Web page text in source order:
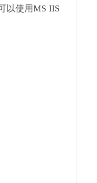
以使用MS IIS